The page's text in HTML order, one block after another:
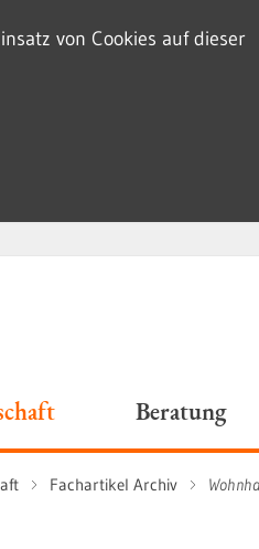
von Cookies auf
Beratung
Fachartikel Archiv